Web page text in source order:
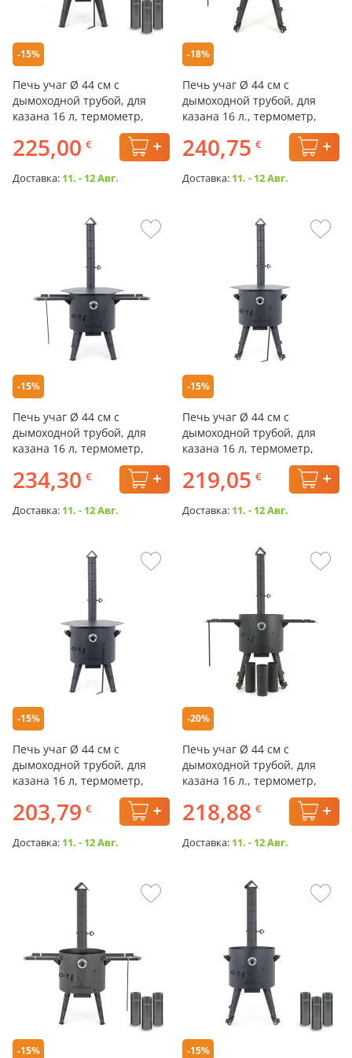
-15%
Печь учаг Ø 44 см с
дымоходной трубой, для
казана 16 л, термометр,
225,00 €
Доставка: 11. - 12 Авг.
-18%
Печь учаг Ø 44 см с
дымоходной трубой, для
казана 16 л., термометр,
колёса, столики, плита
240,75 €
Доставка: 11. - 12 Авг.
-15%
Печь учаг Ø 44 см с
дымоходной трубой, для
казана 16 л, термометр,
234,30 €
Доставка: 11. - 12 Авг.
-15%
Печь учаг Ø 44 см с
дымоходной трубой, для
казана 16 л, термометр,
219,05 €
Доставка: 11. - 12 Авг.
-15%
Печь учаг Ø 44 см с
дымоходной трубой, для
казана 16 л, термометр,
203,79 €
Доставка: 11. - 12 Авг.
-20%
Печь учаг Ø 44 см с
дымоходной трубой, для
казана 16 л., термометр,
218,88 €
Доставка: 11. - 12 Авг.
-15% -15%